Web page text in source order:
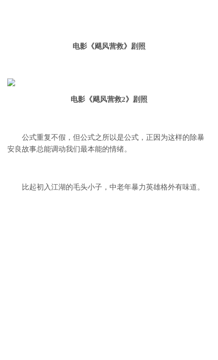
电影《飓风营救》剧照
电影《飓风营救2》剧照
公式重复不假， 但公式之所以是公式， 正因为这样的除暴
安良故事总能调动我们最本能的情绪。
比起初入江湖的毛头小子， 中老年暴力英雄格外有味道。